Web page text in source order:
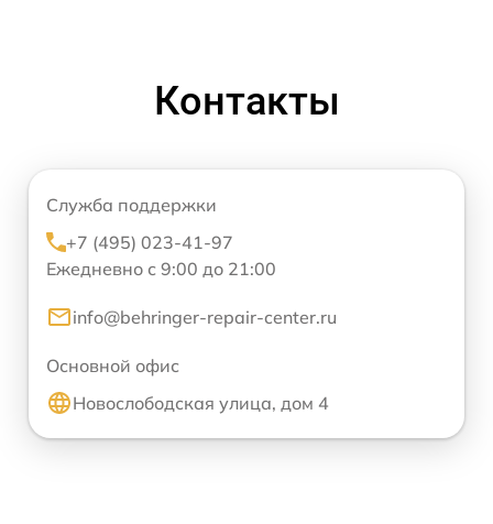
Контакты
Служба поддержки
+7 (495) 023-41-97
Ежедневно с 9:00 до 21:00
info@behringer-repair-center.ru
Основной офис
Новослободская улица, дом 4